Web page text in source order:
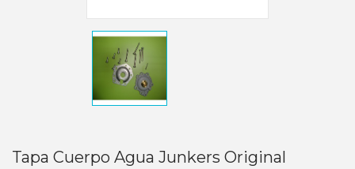
Tapa Cuerpo Agua Junkers Original